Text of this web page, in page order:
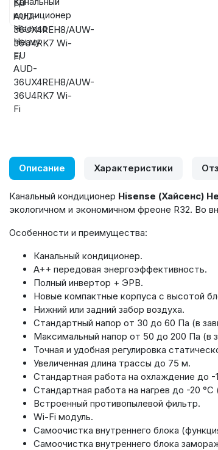
Описание Характеристики
Канальный кондиционер Hisense (Хайсенс)
экологичном и экономичном фреоне R32. Во
Особенности и преимущества:
Канальный кондиционер.
A++ передовая энергоэффективность.
Полный инвертор + ЭРВ.
Новые компактные корпуса с высотой
Нижний или задний забор воздуха.
Стандартный напор от 30 до 60 Па (в
Максимальный напор от 50 до 200 Па (в
Точная и удобная регулировка
Увеличенная длина трассы до 75 м.
Стандартная работа на охлаждение до -
Стандартная работа на нагрев до -20
Встроенный противопылевой фильтр.
Wi-Fi модуль.
Самоочистка внутреннего блока
Самоочистка внутреннего блока